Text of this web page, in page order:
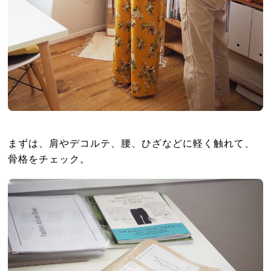
まずは、肩やデコルテ、腰、ひざなどに軽く触れて、
骨格をチェック。